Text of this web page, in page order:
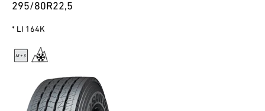
295/80R22,5
* LI 164K